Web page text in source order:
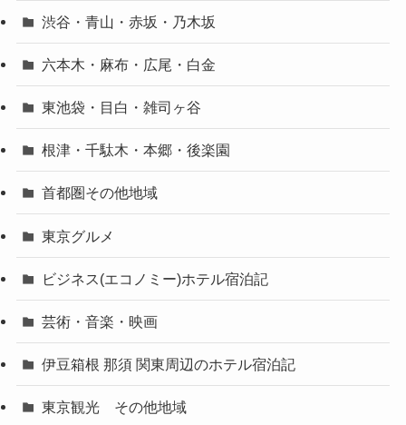
渋谷・青山・赤坂・乃木坂
六本木・麻布・広尾・白金
東池袋・目白・雑司ヶ谷
根津・千駄木・本郷・後楽園
首都圏その他地域
東京グルメ
ビジネス(エコノミー)ホテル宿泊記
芸術・音楽・映画
伊豆箱根 那須 関東周辺のホテル宿泊記
東京観光 その他地域